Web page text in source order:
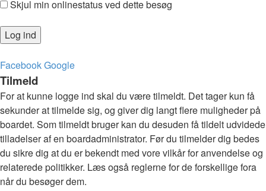
Skjul min onlinestatus ved dette besøg
FacebookGoogle
Tilmeld
For at kunne logge ind skal du være tilmeldt. Det tager kun få
sekunder at tilmelde sig, og giver dig langt flere muligheder på
boardet. Som tilmeldt bruger kan du desuden få tildelt udvidede
tilladelser af en boardadministrator. Før du tilmelder dig bedes
du sikre dig at du er bekendt med vore vilkår for anvendelse og
relaterede politikker. Læs også reglerne for de forskellige fora
når du besøger dem.